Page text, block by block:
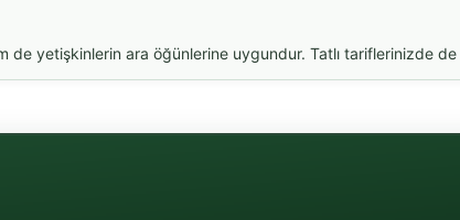
de yetişkinlerin ara öğünlerine uygundur. Tatlı tariflerinizde